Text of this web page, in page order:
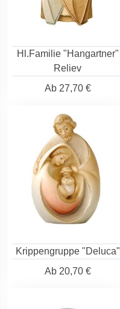
Hl.Familie "Hangartner"
Reliev
Ab27,70 €
Krippengruppe "Deluca"
Ab20,70 €